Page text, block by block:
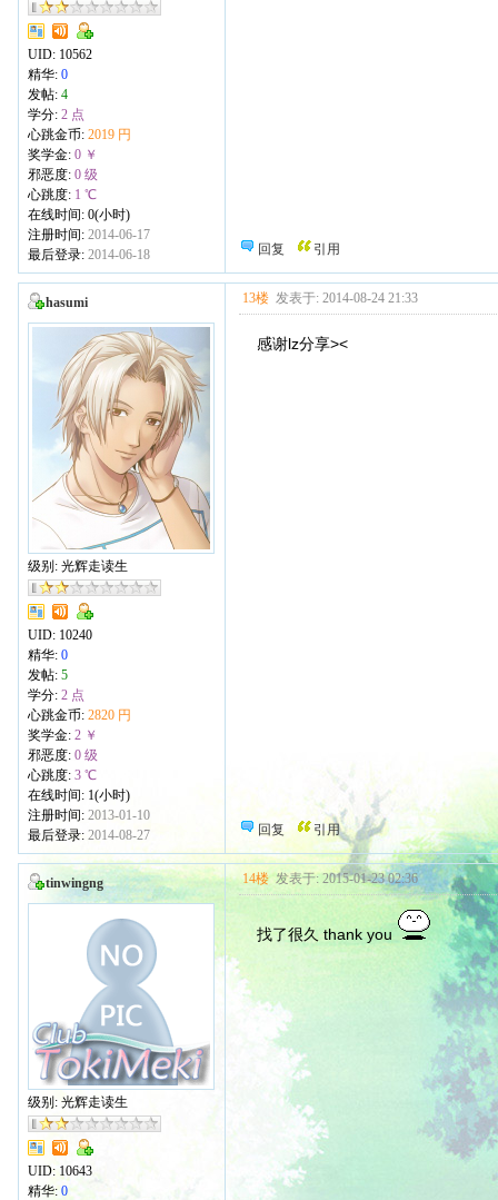
UID: 10562
精华: 0
发帖: 4
学分: 2 点
心跳金币: 2019 円
奖学金: 0 ￥
邪恶度: 0 级
心跳度: 1 ℃
在线时间: 0(小时)
注册时间: 2014-06-17
最后登录: 2014-06-18 回复 引用
hasumi
级别: 光辉走读生
UID: 10240
精华: 0
发帖: 5
学分: 2 点
心跳金币: 2820 円
奖学金: 2 ￥
邪恶度: 0 级
心跳度: 3 ℃
在线时间: 1(小时)
注册时间: 2013-01-10
最后登录: 2014-08-27
13楼 发表于: 2014-08-24 21:33
感谢lz分享><
回复 引用
tinwingng
级别: 光辉走读生
UID: 10643
精华:0
14楼 发表于: 2015-01-23 02:36
找了很久 thank you